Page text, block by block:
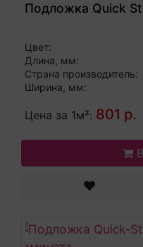
Подложка Quick
Цвет:
Длина, мм:
Страна производитель:
Ширина, мм:
Цена за 1м²: 801 р.